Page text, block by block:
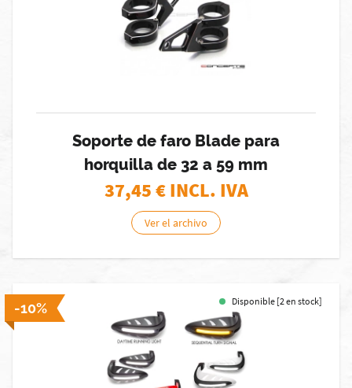
Soporte de faro Blade para
horquilla de 32 a 59 mm
37,45€ INCL. IVA
Ver el archivo
-10% Disponible [2 en stock]